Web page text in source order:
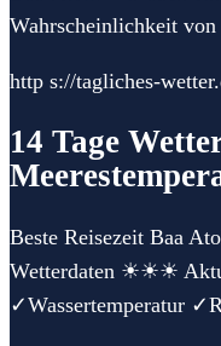
Wahrscheinlichkeit von
http s://tagliches-
14 Tage
Beste Reisezeit Baa
Wetterdaten ☀☀☀
✓Wassertemperatur